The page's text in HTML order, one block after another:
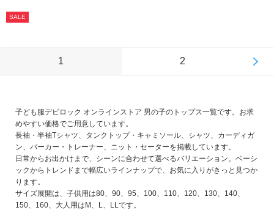
SALE
1 2
子ども服デビロック オンラインストア 男の子のトップス一覧です。お求
めやすい価格でご用意しています。
長袖・半袖Tシャツ、タンクトップ・キャミソール、シャツ、カーディガ
ン、パーカー・トレーナー、ニット・セーターを掲載しています。
日常からお出かけまで、シーンに合わせて選べるバリエーション。ベーシ
ックからトレンドまで幅広いラインナップで、お気に入りがきっと見つか
ります。
サイズ展開は、子供用は80、90、95、100、110、120、130、140、
150、160、大人用はM、L、LLです。